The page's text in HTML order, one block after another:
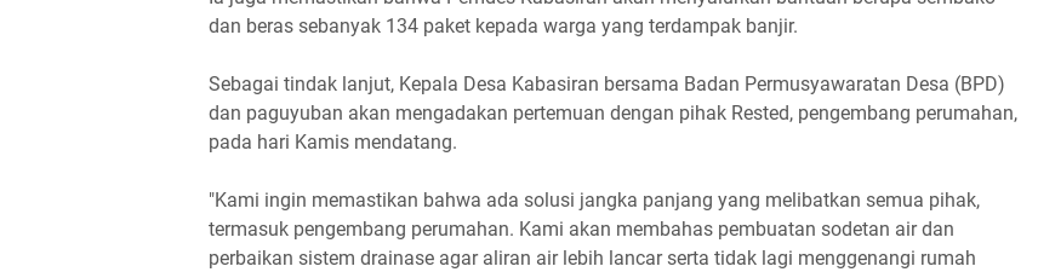
dan beras sebanyak 134 paket kepada warga yang terdampak banjir.
Sebagai tindak lanjut, Kepala Desa Kabasiran bersama Badan Permusyawaratan Desa (BPD)
dan paguyuban akan mengadakan pertemuan dengan pihak Rested, pengembang perumahan,
pada hari Kamis mendatang.
"Kami ingin memastikan bahwa ada solusi jangka panjang yang melibatkan semua pihak,
termasuk pengembang perumahan. Kami akan membahas pembuatan sodetan air dan
perbaikan sistem drainase agar aliran air lebih lancar serta tidak lagi menggenangi rumah